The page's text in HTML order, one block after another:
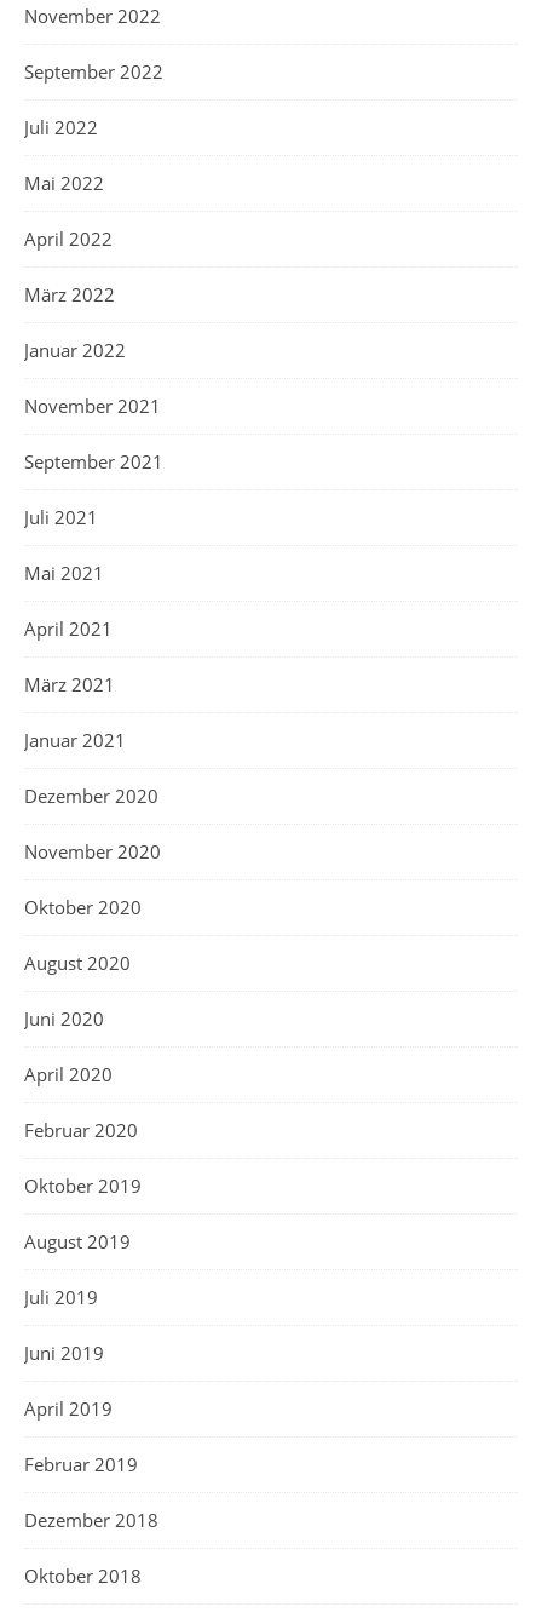
November 2022
September 2022
Juli 2022
Mai 2022
April 2022
März 2022
Januar 2022
November 2021
September 2021
Juli 2021
Mai 2021
April 2021
März 2021
Januar 2021
Dezember 2020
November 2020
Oktober 2020
August 2020
Juni 2020
April 2020
Februar 2020
Oktober 2019
August 2019
Juli 2019
Juni 2019
April 2019
Februar 2019
Dezember 2018
Oktober 2018